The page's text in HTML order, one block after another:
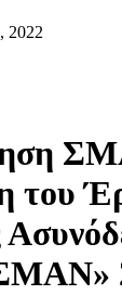
2022
του